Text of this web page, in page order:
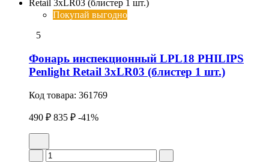
Покупай выгодно
5
Фонарь инспекционный LPL18 PHILIPS
Penlight Retail 3xLR03 (блистер 1 шт.)
Код товара: 361769
490 ₽ 835 ₽ -41%